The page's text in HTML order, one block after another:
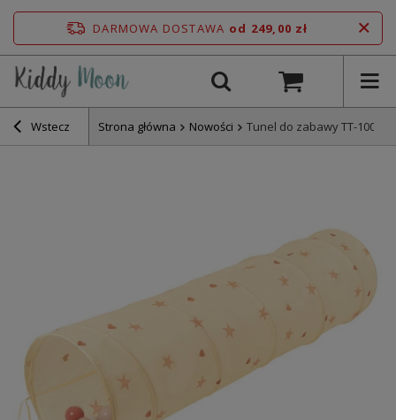
DARMOWA DOSTAWA od 249,00 zł
Wstecz Strona główna Nowości Tunel do zabawy TT-100X